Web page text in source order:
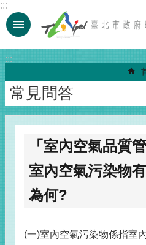
跳到主要內容區塊
:::
:::
常見問答
「室內空氣品質
室內空氣污染物
為何?
(一)室內空氣污染物係指室